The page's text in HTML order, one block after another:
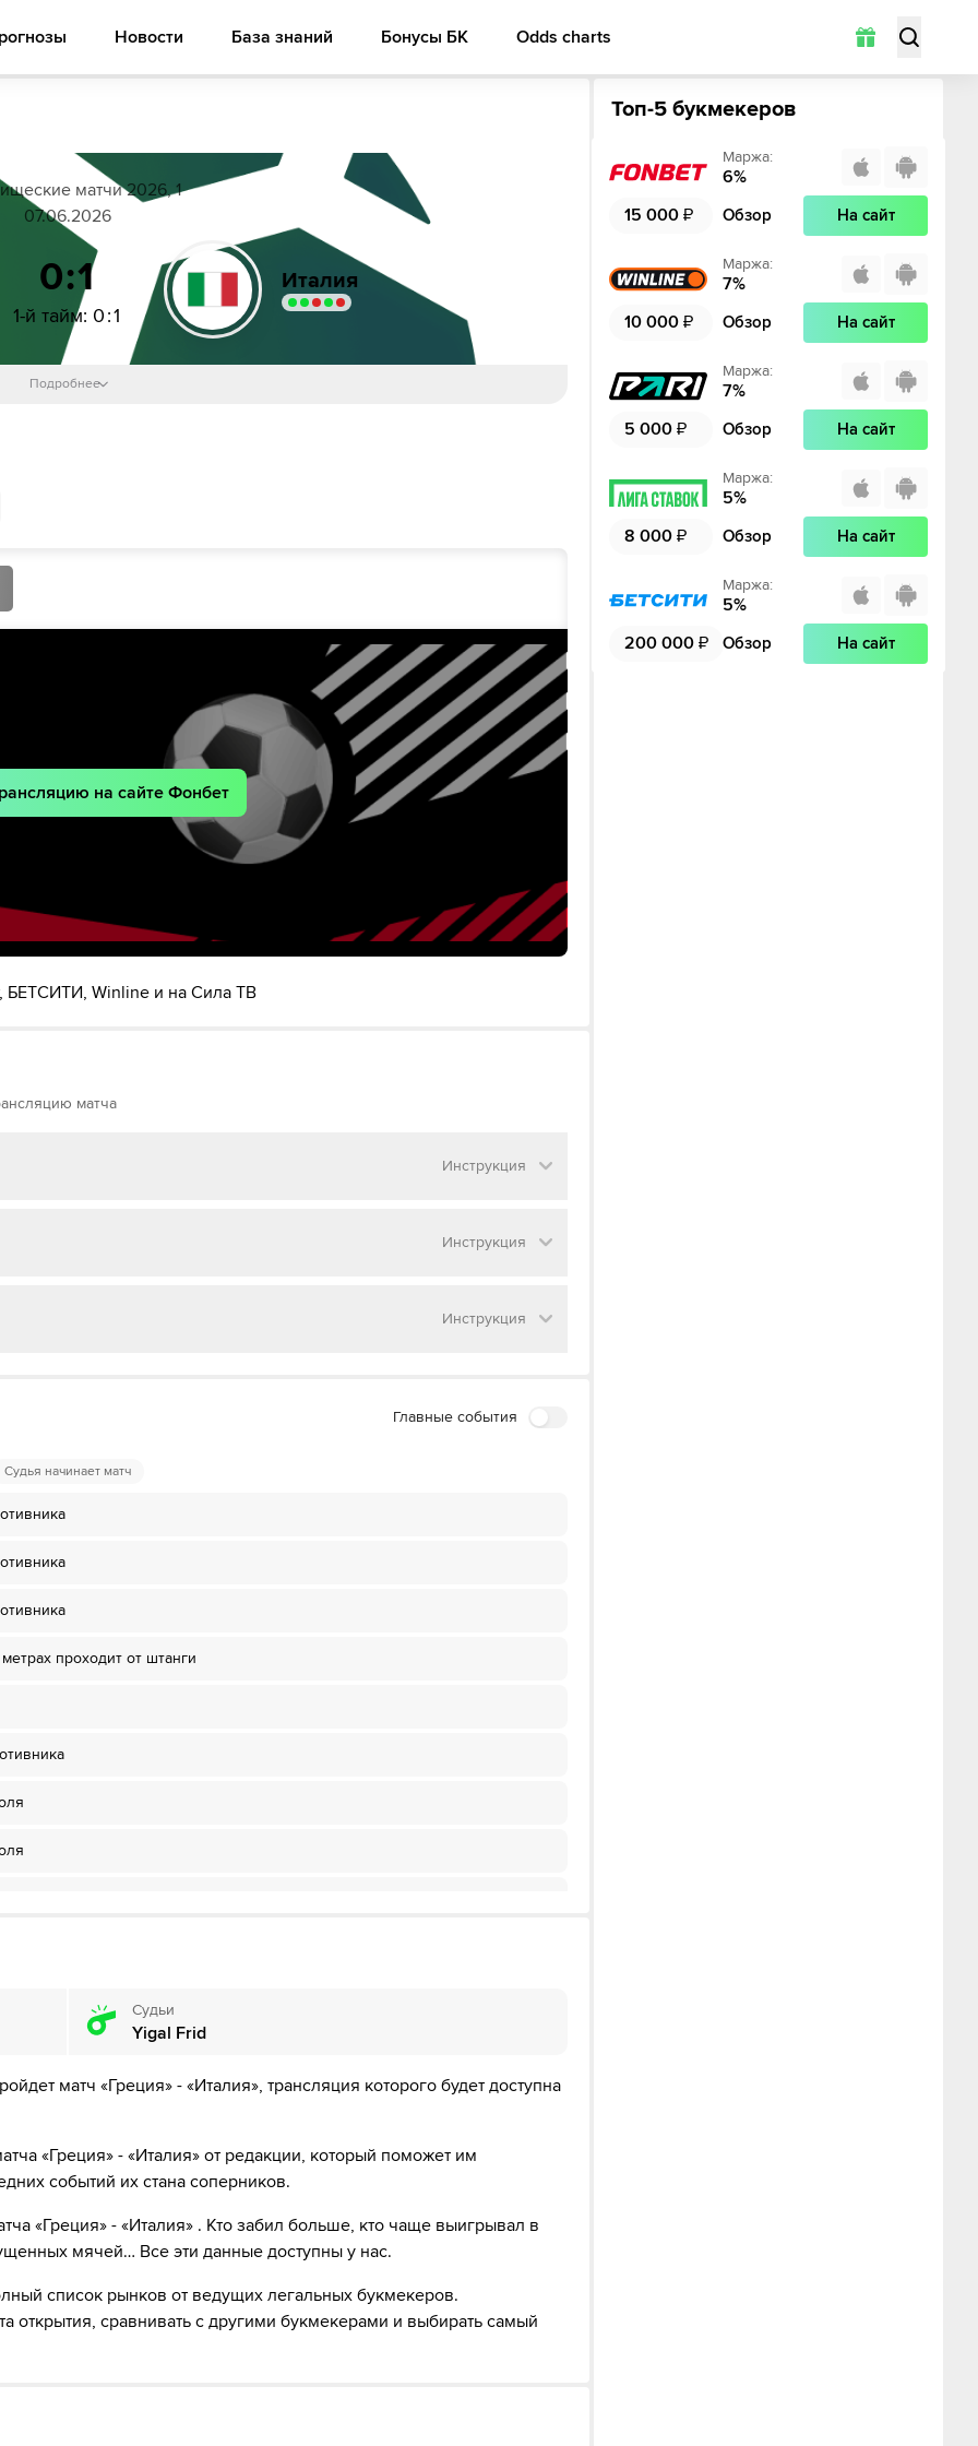
Новости База знаний Бонусы БК Odds charts
матчи 2026, 1
07.06.2026
0:1
1-й тайм: 0:1
Италия
18´
Luca Reggiani
68´
Константино Фавасули
Маттео Дагассо
Константино Фавасули
Франческо Камарда
Франческо Пио Эспозито
Джакомо Фатиканти
Лука Колеошо
88´
Подробнее
на сайте Фонбет
БЕТСИТИ, Winline и на Сила ТВ
матча
Инструкция
качестве в течение 7-и дней всего за 1₽
отвязать карту для последующего списания в течение 7 дней.
Инструкция
НТВ ПЛЮС»
качестве в течение 7-и дней всего за 1₽
Инструкция
Главные события
Судья начинает матч
проходит от штанги
- мяч уходит за предел поля.
18´ГОЛ!
ноги!
Судьи
Yigal Frid
матч «Греция» - «Италия», трансляция которого будет доступна
«Греция» - «Италия» от редакции, который поможет им
событий их стана соперников.
«Греция» - «Италия» . Кто забил больше, кто чаще выигрывал в
мячей… Все эти данные доступны у нас.
список рынков от ведущих легальных букмекеров.
открытия, сравнивать с другими букмекерами и выбирать самый
Топ-5 букмекеров
15 000 ₽
Маржа:
6%
Обзор На сайт
10 000 ₽
Маржа:
7%
Обзор На сайт
5 000 ₽
Маржа:
7%
Обзор На сайт
8 000 ₽
Маржа:
5%
Обзор На сайт
200 000 ₽
Маржа:
5%
Обзор На сайт